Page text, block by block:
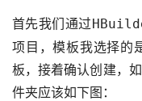
首先我们通过
项目，模板我选择的
板，接着确认创建，
件夹应该如下图：